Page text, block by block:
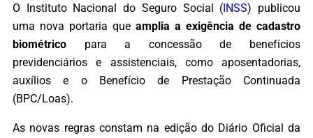
O Instituto Nacional do Seguro Social (INSS) publicou
uma nova portaria que amplia a exigência de cadastro
biométrico para a concessão de benefícios
previdenciários e assistenciais, como aposentadorias,
auxílios e o Benefício de Prestação Continuada
(BPC/Loas).
As novas regras constam na edição do Diário Oficial da